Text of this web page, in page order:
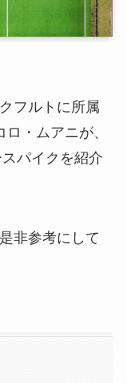
フルトに所属
・ムアニが、
パイクを紹介
非参考にして